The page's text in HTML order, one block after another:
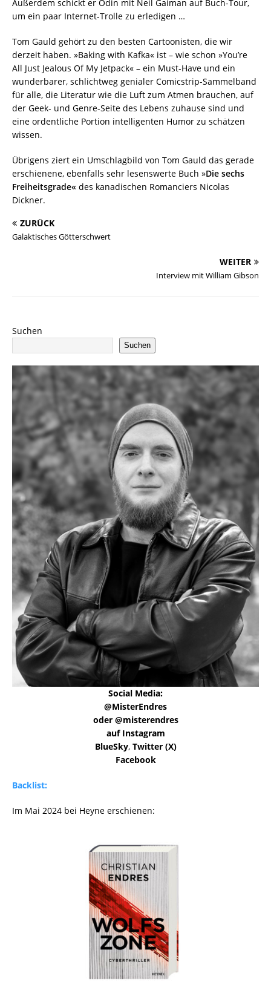
Außerdem schickt er Odin mit Neil Gaiman auf Buch-Tour,
um ein paar Internet-Trolle zu erledigen …
Tom Gauld gehört zu den besten Cartoonisten, die wir
derzeit haben. »Baking with Kafka« ist – wie schon »You’re
All Just Jealous Of My Jetpack« – ein Must-Have und ein
wunderbarer, schlichtweg genialer Comicstrip-Sammelband
für alle, die Literatur wie die Luft zum Atmen brauchen, auf
der Geek- und Genre-Seite des Lebens zuhause sind und
eine ordentliche Portion intelligenten Humor zu schätzen
wissen.
Übrigens ziert ein Umschlagbild von Tom Gauld das gerade
erschienene, ebenfalls sehr lesenswerte Buch »Die sechs
Freiheitsgrade« des kanadischen Romanciers Nicolas
Dickner.
ZURÜCK
Galaktisches Götterschwert
WEITER
Interview mit William Gibson
Suchen
Suchen
Social Media:
@MisterEndres
oder @misterendres
auf Instagram
BlueSky, Twitter (X)
Facebook
Backlist:
Im Mai 2024 bei Heyne erschienen: